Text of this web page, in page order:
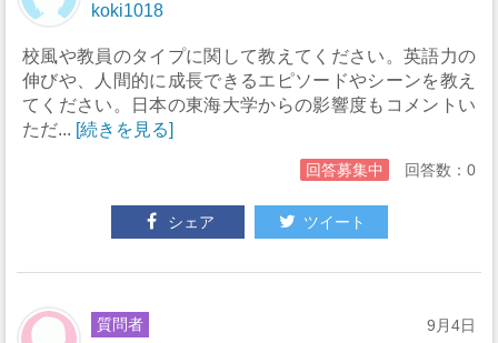
koki1018
校風や教員のタイプに関して教えてください。英語力の
伸びや、人間的に成長できるエピソードやシーンを教え
てください。日本の東海大学からの影響度もコメントい
ただ... [続きを見る]
回答募集中 回答数：0
シェア ツイート
質問者 9月4日